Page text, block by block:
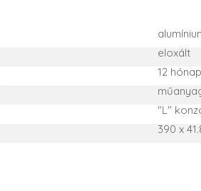
eloxált
12
"L"
390 x